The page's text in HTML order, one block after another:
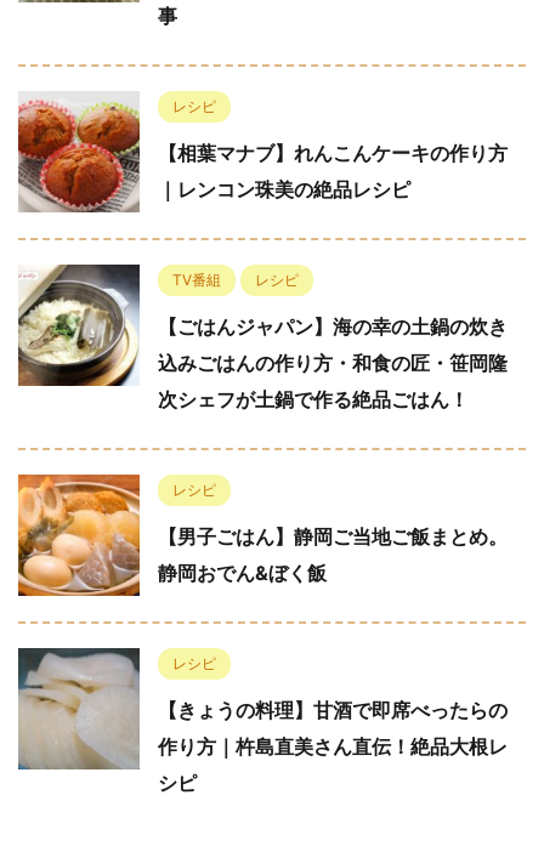
事
レシピ
【相葉マナブ】れんこんケーキの作り方
｜レンコン珠美の絶品レシピ
TV番組 レシピ
【ごはんジャパン】海の幸の土鍋の炊き
込みごはんの作り方・和食の匠・笹岡隆
次シェフが土鍋で作る絶品ごはん！
レシピ
【男子ごはん】静岡ご当地ご飯まとめ。
静岡おでん&ぼく飯
レシピ
【きょうの料理】甘酒で即席べったらの
作り方｜杵島直美さん直伝！絶品大根レ
シピ